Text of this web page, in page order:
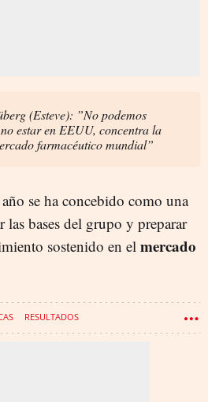
(Esteve): ”No podemos
estar en EEUU, concentra la
farmacéutico mundial”
se ha concebido como una
las bases del grupo y preparar
sostenido en el mercado
RESULTADOS